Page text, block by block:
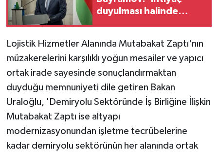
duyulması halinde
hazırız'
Lojistik Hizmetler Alanında Mutabakat Zaptı'nın
müzakerelerini karşılıklı yoğun mesailer ve yapıcı
ortak irade sayesinde sonuçlandırmaktan
duyduğu memnuniyeti dile getiren Bakan
Uraloğlu, 'Demiryolu Sektöründe İş Birliğine İlişkin
Mutabakat Zaptı ise altyapı
modernizasyonundan işletme tecrübelerine
kadar demiryolu sektörünün her alanında ortak